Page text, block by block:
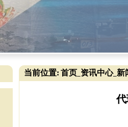
当前位置: 首页 资讯中心_ 新